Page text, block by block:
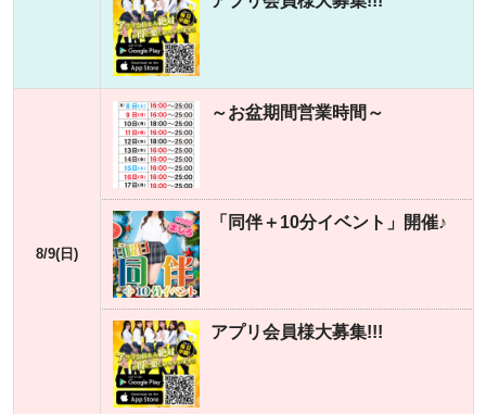
8/9(日)
～お盆期間営業時間～
「同伴＋10分イベント」開催♪
アプリ会員様大募集!!!